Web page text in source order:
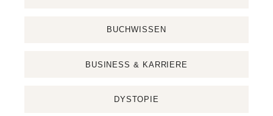
BUCHWISSEN
BUSINESS & KARRIERE
DYSTOPIE